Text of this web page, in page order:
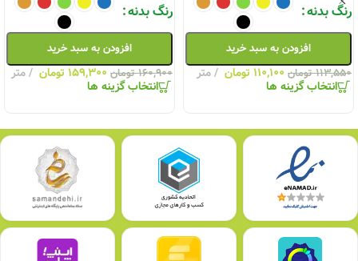
رنگ بدنه
افزودن به سبد خرید
۱۱۳,۵۵۰ تومان ۱۱۰,۱۰۰ تومان متر
انتخاب گزینه ها
رنگ بدنه
افزودن به سبد خرید
۱۶۰,۹۰۰ تومان ۱۵۹,۳۰۰ تومان متر
انتخاب گزینه ها